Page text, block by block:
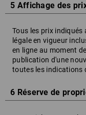
5 Affichage des
Tous les prix
légale en vigueur
en ligne au moment
publication d'une
toutes les indications
6 Réserve de